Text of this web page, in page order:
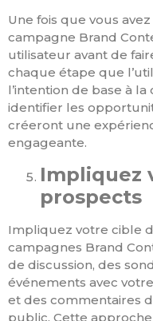
Une fois que vous
campagne Brand
utilisateur avant de
chaque étape que
l’intention de base à la
identifier les
créeront une
engageante.
Impliquez
prospects
Impliquez votre cible
campagnes Brand
de discussion, des
événements avec
et des commentaires
public. Cette